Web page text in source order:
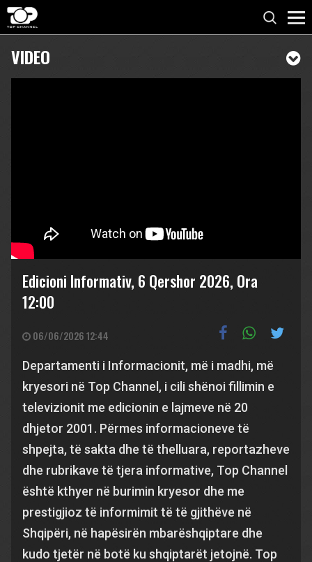
VIDEO
Edicioni Informativ, 6 Qershor 2026, Ora
12:00
06/06/2026 12:44
Departamenti i Informacionit, më i madhi, më
kryesori në Top Channel, i cili shënoi fillimin e
televizionit me edicionin e lajmeve në 20
dhjetor 2001. Përmes informacioneve të
shpejta, të sakta dhe të thelluara, reportazheve
dhe rubrikave të tjera informative, Top Channel
është kthyer në burimin kryesor dhe me
prestigjioz të informimit të të gjithëve në
Shqipëri, në hapësirën mbarëshqiptare dhe
kudo tjetër në botë ku shqiptarët jetojnë. Top